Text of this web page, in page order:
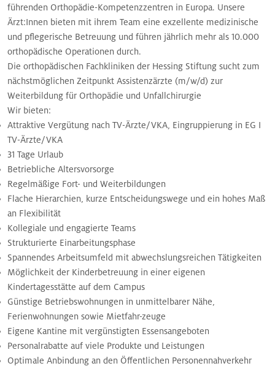
führenden Orthopädie-Kompetenzzentren in Europa. Unsere
Ärzt:Innen bieten mit ihrem Team eine exzellente medizinische
und pflegerische Betreuung und führen jährlich mehr als 10.000
orthopädische Operationen durch.
Die orthopädischen Fachkliniken der Hessing Stiftung sucht zum
nächstmöglichen Zeitpunkt Assistenzärzte (m/w/d) zur
Weiterbildung für Orthopädie und Unfallchirurgie
Wir bieten:
Attraktive Vergütung nach TV-Ärzte/VKA, Eingruppierung in EG I
TV-Ärzte/VKA
31 Tage Urlaub
Betriebliche Altersvorsorge
Regelmäßige Fort- und Weiterbildungen
Flache Hierarchien, kurze Entscheidungswege und ein hohes Maß
an Flexibilität
Kollegiale und engagierte Teams
Strukturierte Einarbeitungsphase
Spannendes Arbeitsumfeld mit abwechslungsreichen Tätigkeiten
Möglichkeit der Kinderbetreuung in einer eigenen
Kindertagesstätte auf dem Campus
Günstige Betriebswohnungen in unmittelbarer Nähe,
Ferienwohnungen sowie Mietfahr-zeuge
Eigene Kantine mit vergünstigten Essensangeboten
Personalrabatte auf viele Produkte und Leistungen
Optimale Anbindung an den Öffentlichen Personennahverkehr